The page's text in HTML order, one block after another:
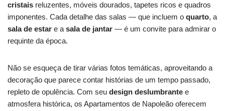
cristais reluzentes, móveis dourados, tapetes ricos e quadros
imponentes. Cada detalhe das salas — que incluem o quarto, a
sala de estar e a sala de jantar — é um convite para admirar o
requinte da época.
Não se esqueça de tirar várias fotos temáticas, aproveitando a
decoração que parece contar histórias de um tempo passado,
repleto de opulência. Com seu design deslumbrante e
atmosfera histórica, os Apartamentos de Napoleão oferecem